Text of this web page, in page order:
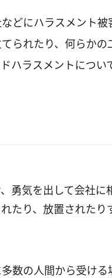
どにハラスメント
られたり、何らか
ハラスメントにつ
勇気を出して会社
たり、放置されたり
数の人間から受け